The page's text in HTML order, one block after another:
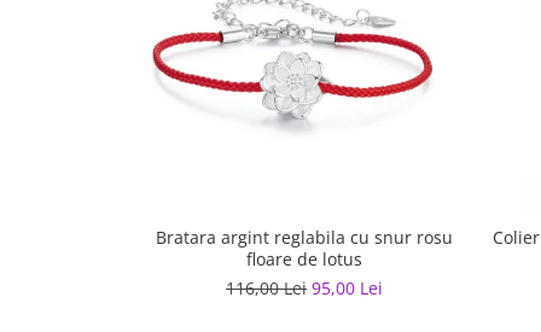
Bratara argint reglabila cu snur rosu
floare de lotus
116,00 Lei 95,00 Lei